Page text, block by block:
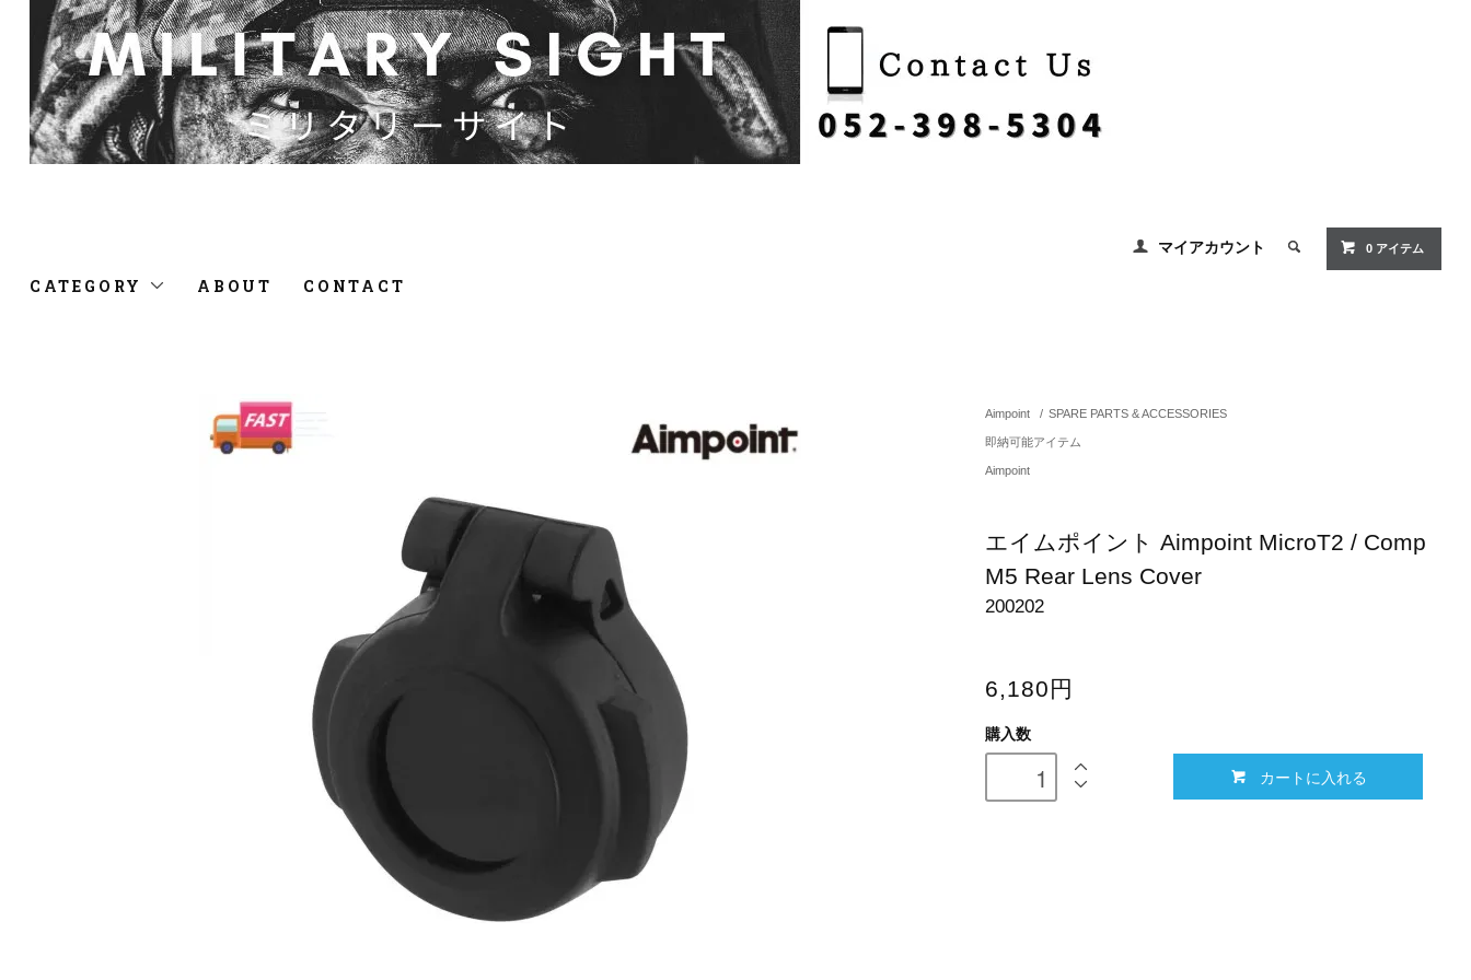
マイアカウント 0 アイテム
CATEGORY ABOUT CONTACT
Aimpoint / SPARE PARTS & ACCESSORIES
即納可能アイテム
Aimpoint
エイムポイント Aimpoint MicroT2 / Comp
M5 Rear Lens Cover
200202
6,180円
購入数
カートに入れる